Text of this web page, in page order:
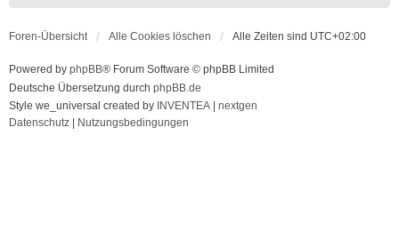
Foren-Übersicht Alle Cookies löschen Alle Zeiten sind UTC+02:00
Powered by phpBB® Forum Software © phpBB Limited
Deutsche Übersetzung durch phpBB.de
Style we_universal created by INVENTEA
nextgen
Datenschutz
Nutzungsbedingungen